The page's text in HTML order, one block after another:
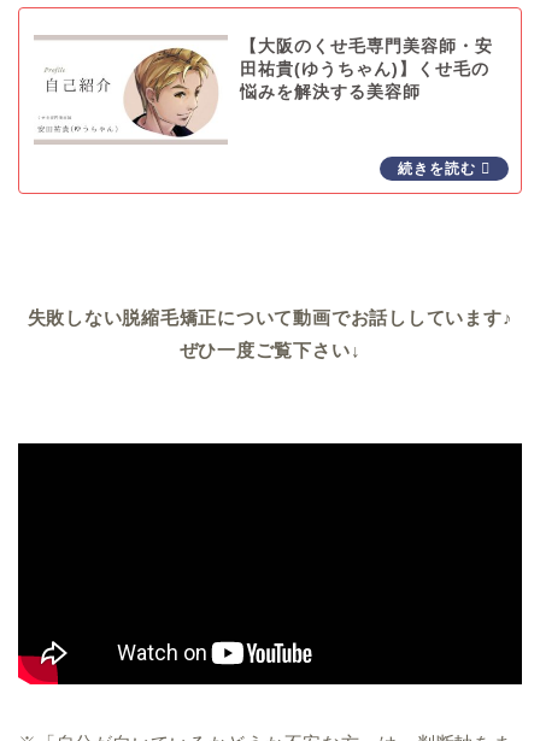
【大阪のくせ毛専門美容師・安
田祐貴(ゆうちゃん)】くせ毛の
悩みを解決する美容師
失敗しない脱縮毛矯正について動画でお話ししています♪
ぜひ一度ご覧下さい↓